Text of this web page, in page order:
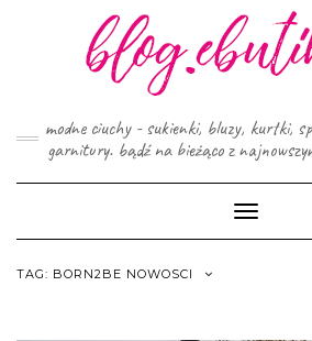
modne ciuchy - sukienki, bluzy, kurtki,
garnitury. bądź na bieżąco z
Toggle
TAG: BORN2BE NOWOSCI